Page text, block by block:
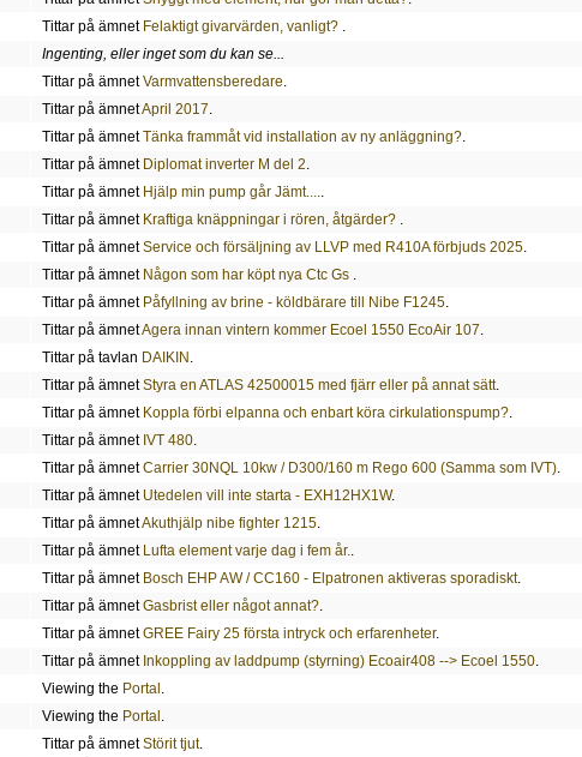
Tittar på ämnet Felaktigt givarvärden, vanligt?
Ingenting, eller inget som du kan se...
Tittar på ämnetVarmvattensberedare
Tittar på ämnetApril 2017
Tittar på ämnetTänka frammåt vid installation av ny anläggning?.
Tittar på ämnet Diplomat inverter M del 2
Tittar på ämnet Hjälp min pump går Jämt....
Tittar på ämnet Kraftiga knäppningar i rören, åtgärder?
Tittar på ämnetService och försäljning av LLVP med R410A förbjuds 2025.
Tittar på ämnet Någon som har köpt nya Ctc Gs
Tittar på ämnet Påfyllning av brine - köldbärare till Nibe F1245.
Tittar på ämnetAgera innan vintern kommer Ecoel 1550 EcoAir 107
Tittar på tavlan DAIKIN
Tittar på ämnetStyra en ATLAS 42500015 med fjärr eller på annat sätt.
Tittar på ämnet Koppla förbi elpanna och enbart köra cirkulationspump?.
Tittar på ämnet IVT 480.
Tittar på ämnetCarrier 30NQL 10kw / D300/160 m Rego 600 (Samma som IVT).
Tittar på ämnet Utedelen vill inte starta - EXH12HX1W.
Tittar på ämnetAkuthjälp nibe fighter 1215.
Tittar på ämnet Lufta element varje dag i fem år.
Tittar på ämnet Bosch EHP AW / CC160 - Elpatronen aktiveras sporadiskt.
Tittar på ämnetGasbrist eller något annat?.
Tittar på ämnetGREE Fairy 25 första intryck och erfarenheter.
Tittar på ämnet Inkoppling av laddpump (styrning) Ecoair408 --> Ecoel 1550.
Viewing the Portal
Viewing the Portal
Tittar på ämnetStörit tjut.